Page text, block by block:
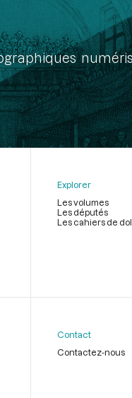
Explorer
Les volumes
Les députés
Les cahiers de
Contact
Contactez-nous